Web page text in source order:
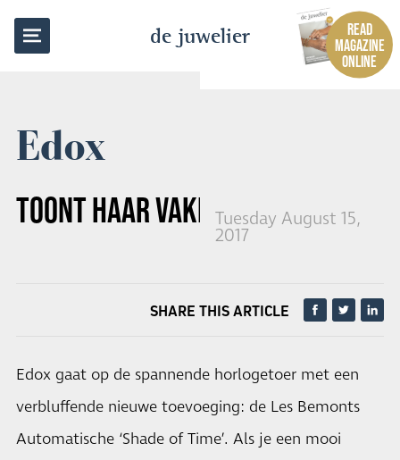
de juwelier
READ
MAGAZINE
ONLINE
Edox
TOONT HAAR VAKMANSCHAP
Tuesday August 15,
2017
BACK TO OVERVIEW
SHARE THIS ARTICLE
Edox gaat op de spannende horlogetoer met een
verbluffende nieuwe toevoeging: de Les Bemonts
Automatische ‘Shade of Time’. Als je een mooi